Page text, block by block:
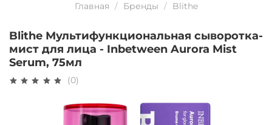
Главная Бренды Blithe
Blithe Мультифункциональная сыворотка-
мист для лица - Inbetween Aurora Mist
Serum, 75мл
(0)